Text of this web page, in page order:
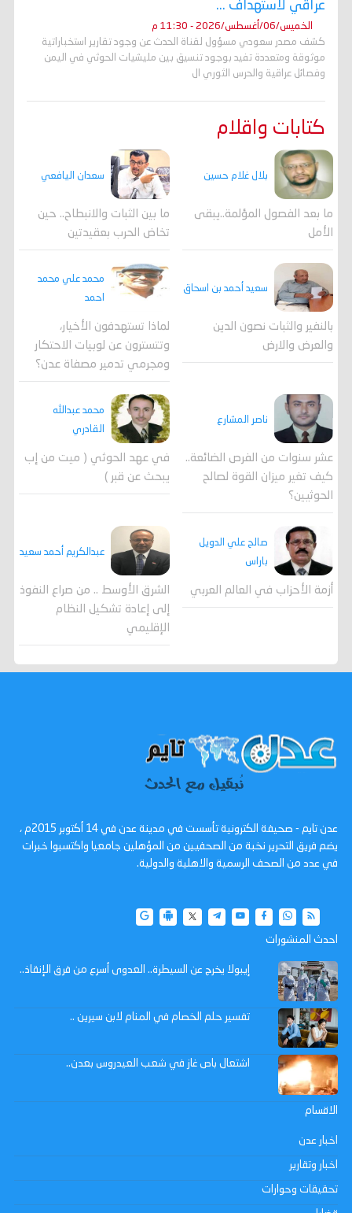
عراقي لاستهداف ...
الخميس/06/أغسطس/2026 - 11:30 م
كشف مصدر سعودي مسؤول لقناة الحدث عن وجود تقارير استخباراتية
موثوقة ومتعددة تفيد بوجود تنسيق بين مليشيات الحوثي في اليمن
وفصائل عراقية والحرس الثوري ال
كتابات واقلام
بلال غلام حسين
ما بعد الفصول المؤلمة..يبقى
الأمل
سعدان اليافعي
ما بين الثبات والانبطاح.. حين
تخاض الحرب بعقيدتين
سعيد أحمد بن اسحاق
بالنفير والثبات نصون الدين
والعرض والارض
محمد علي محمد
احمد
لماذا تستهدفون الأخيار،
وتتسترون عن لوبيات الاحتكار
ومجرمي تدمير مصفاة عدن؟
ناصر المشارع
عشر سنوات من الفرص الضائعة..
كيف تغير ميزان القوة لصالح
الحوثيين؟
محمد عبدالله
القادري
في عهد الحوثي ( ميت من إب
يبحث عن قبر )
صالح علي الدويل
باراس
أزمة الأحزاب في العالم العربي
عبدالكريم أحمد سعيد
الشرق الأوسط .. من صراع النفوذ
إلى إعادة تشكيل النظام
الإقليمي
عدن تايم - صحيفة الكترونية تأسست في مدينة عدن في 14 أكتوبر 2015م ،
يضم فريق التحرير نخبة من الصحفيين من المؤهلين جامعيا واكتسبوا خبرات
في عدد من الصحف الرسمية والاهلية والدولية.
احدث المنشورات
إيبولا يخرج عن السيطرة.. العدوى أسرع من فرق الإنقاذ..
تفسير حلم الخصام في المنام لابن سيرين ..
اشتعال باص غاز في شعب العيدروس بعدن..
الاقسام
اخبار عدن
اخبار وتقارير
تحقيقات وحوارات